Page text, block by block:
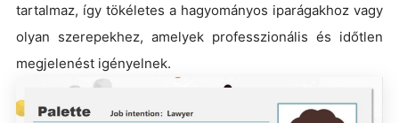
tartalmaz, így tökéletes a hagyományos iparágakhoz vagy
olyan szerepekhez, amelyek professzionális és időtlen
megjelenést igényelnek.